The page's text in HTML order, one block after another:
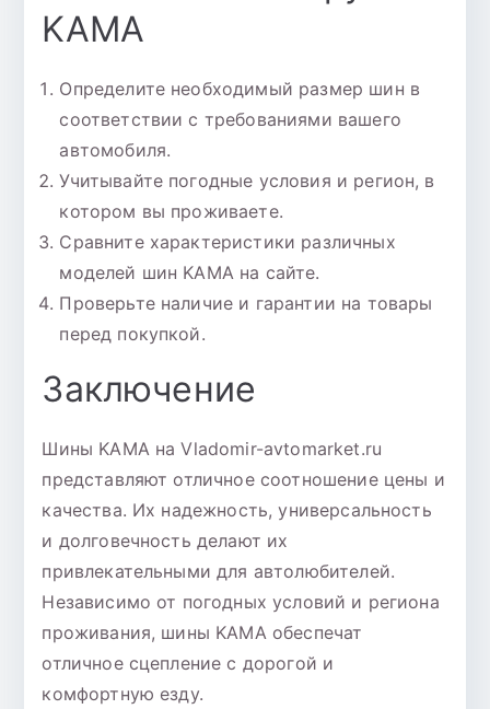
KAMA
Определите необходимый размер шин в
соответствии с требованиями вашего
автомобиля.
Учитывайте погодные условия и регион, в
котором вы проживаете.
Сравните характеристики различных
моделей шин KAMA на сайте.
Проверьте наличие и гарантии на товары
перед покупкой.
Заключение
Шины KAMA на Vladomir-avtomarket.ru
представляют отличное соотношение цены и
качества. Их надежность, универсальность
и долговечность делают их
привлекательными для автолюбителей.
Независимо от погодных условий и региона
проживания, шины KAMA обеспечат
отличное сцепление с дорогой и
комфортную езду.